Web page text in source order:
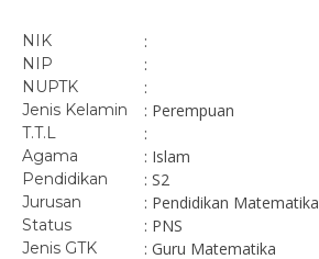
NIK :
NIP :
NUPTK :
Jenis Kelamin : Perempuan
T.T.L :
Agama : Islam
Pendidikan : S2
Jurusan : Pendidikan Matematika
Status : PNS
Jenis GTK : Guru Matematika